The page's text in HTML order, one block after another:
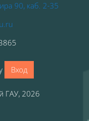
90, каб. 2-35
Вход
ГАУ, 2026